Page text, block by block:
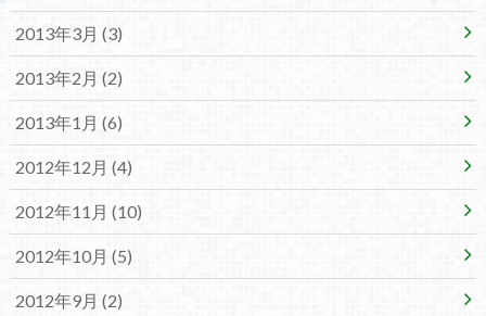
2013年3月 (3)
2013年2月 (2)
2013年1月 (6)
2012年12月 (4)
2012年11月 (10)
2012年10月 (5)
2012年9月 (2)